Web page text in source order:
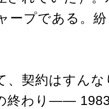
ープである。
、契約はすん
終わり――